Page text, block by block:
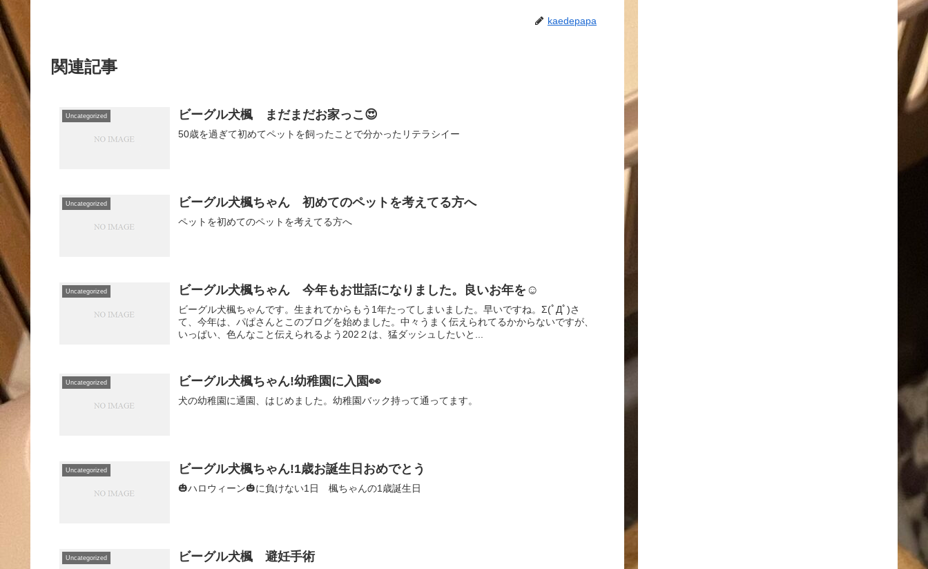
kaedepapa
関連記事
Uncategorized ビーグル犬楓 まだまだお家っこ😍
50歳を過ぎて初めてペットを飼ったことで分かったリテラシイー
Uncategorized ビーグル犬楓ちゃん 初めてのペットを考えてる方へ
ペットを初めてのペットを考えてる方へ
Uncategorized ビーグル犬楓ちゃん 今年もお世話になりました。良いお年を☺
ビーグル犬楓ちゃんです。生まれてからもう1年たってしまいました。早いですね。Σ(ﾟДﾟ)さ
て、今年は、パぱさんとこのブログを始めました。中々うまく伝えられてるかからないですが、
いっぱい、色んなこと伝えられるよう202２は、猛ダッシュしたいと...
Uncategorized ビーグル犬楓ちゃん!幼稚園に入園👀
犬の幼稚園に通園、はじめました。幼稚園バック持って通ってます。
Uncategorized ビーグル犬楓ちゃん!1歳お誕生日おめでとう
🎃ハロウィーン🎃に負けない1日 楓ちゃんの1歳誕生日
Uncategorized ビーグル犬楓 避妊手術